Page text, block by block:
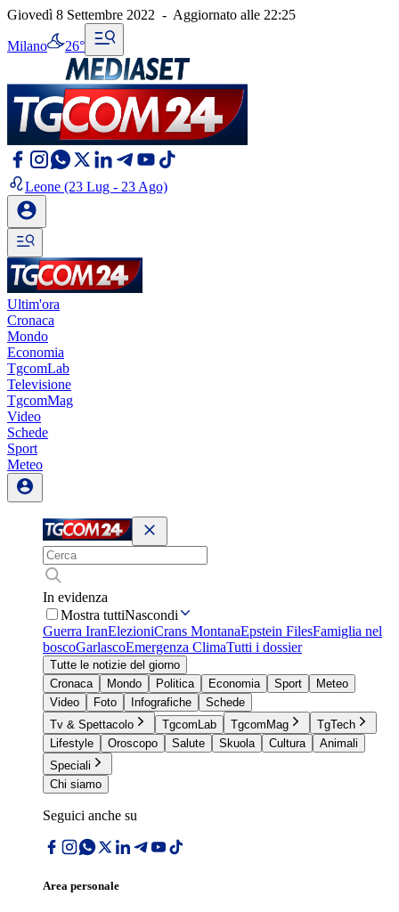
Giovedì 8 Settembre 2022 - Aggiornato alle 22:25
Milano 26°
Leone (23 Lug - 23 Ago)
Ultim'ora
Cronaca
Mondo
Economia
TgcomLab
Televisione
TgcomMag
Video
Schede
Sport
Meteo
In evidenza
Mostra tuttiNascondi
Guerra IranElezioniCrans MontanaEpstein FilesFamiglia nel
boscoGarlascoEmergenza ClimaTutti i dossier
Tutte le notizie del giorno
Cronaca
Mondo Politica Economia Sport
Meteo
Video
Foto Infografiche
Schede
Tv & Spettacolo
TgcomLab TgcomMag
TgTech
Lifestyle
Oroscopo Salute Skuola Cultura
Animali
Speciali
Chi siamo
Seguici anche su
Area personale